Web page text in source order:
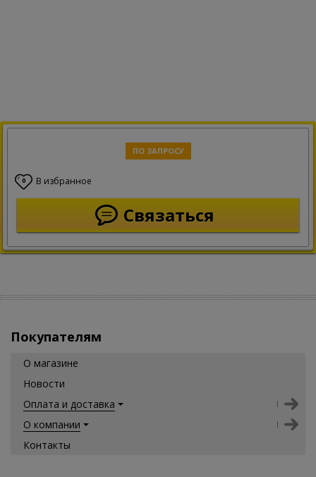
ПО ЗАПРОСУ
0 В избранное
Связаться
Покупателям
О магазине
Новости
Оплата и доставка
О компании
Контакты